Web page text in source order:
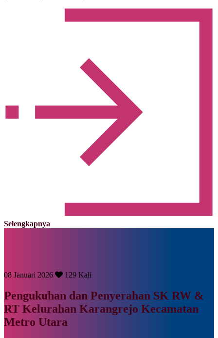
Selengkapnya
08 Januari 2026 129 Kali
Pengukuhan dan Penyerahan SK RW &
RT Kelurahan Karangrejo Kecamatan
Metro Utara